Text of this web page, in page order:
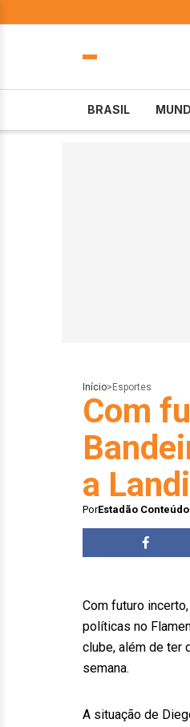
BRASIL
Início> Esportes
Com
a
PorEstadão Conteúdo
Com futuro
políticas no
clube, além de ter
semana.
A situação de